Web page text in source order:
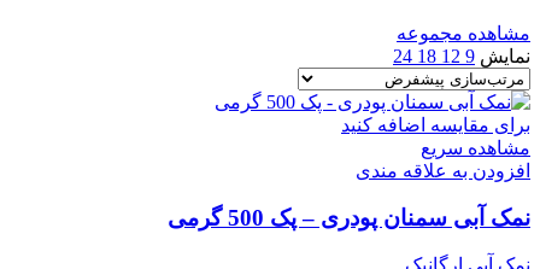
مشاهده مجموعه
نمایش 9
12
18
24
برای مقایسه اضافه کنید
مشاهده سریع
افزودن به علاقه مندی
نمک آبی سمنان پودری – پک 500 گرمی